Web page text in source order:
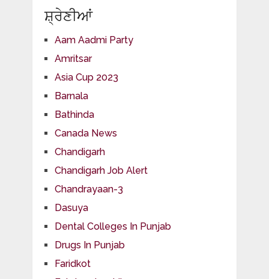
ਸ਼੍ਰੇਣੀਆਂ
Aam Aadmi Party
Amritsar
Asia Cup 2023
Barnala
Bathinda
Canada News
Chandigarh
Chandigarh Job Alert
Chandrayaan-3
Dasuya
Dental Colleges In Punjab
Drugs In Punjab
Faridkot